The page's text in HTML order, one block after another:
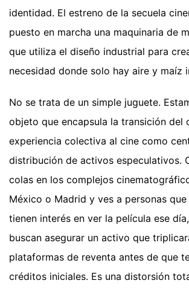
identidad. El estreno de la secuela
puesto en marcha una maquinaria de
que utiliza el diseño industrial para
necesidad donde solo hay aire y maíz
No se trata de un simple juguete.
objeto que encapsula la transición del
experiencia colectiva al cine como
distribución de activos especulativos.
colas en los complejos
México o Madrid y ves a personas que
tienen interés en ver la película ese
buscan asegurar un activo que
plataformas de reventa antes de que
créditos iniciales. Es una distorsión